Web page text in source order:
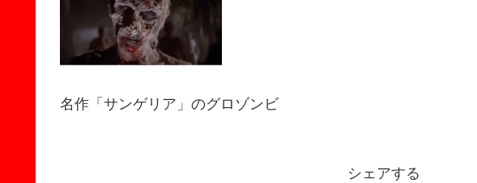
名作「サンゲリア」のグロゾンビ
シェアする